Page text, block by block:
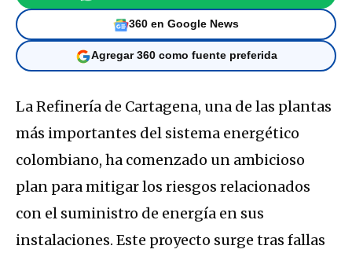
360 en Google News
Agregar 360 como fuente preferida
La Refinería de Cartagena, una de las plantas
más importantes del sistema energético
colombiano, ha comenzado un ambicioso
plan para mitigar los riesgos relacionados
con el suministro de energía en sus
instalaciones. Este proyecto surge tras fallas